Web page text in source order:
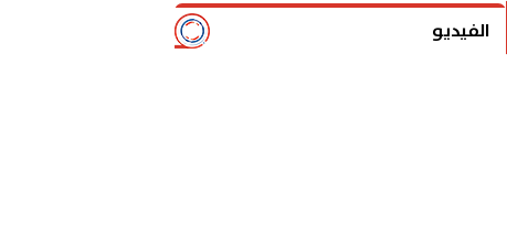
الفيديو